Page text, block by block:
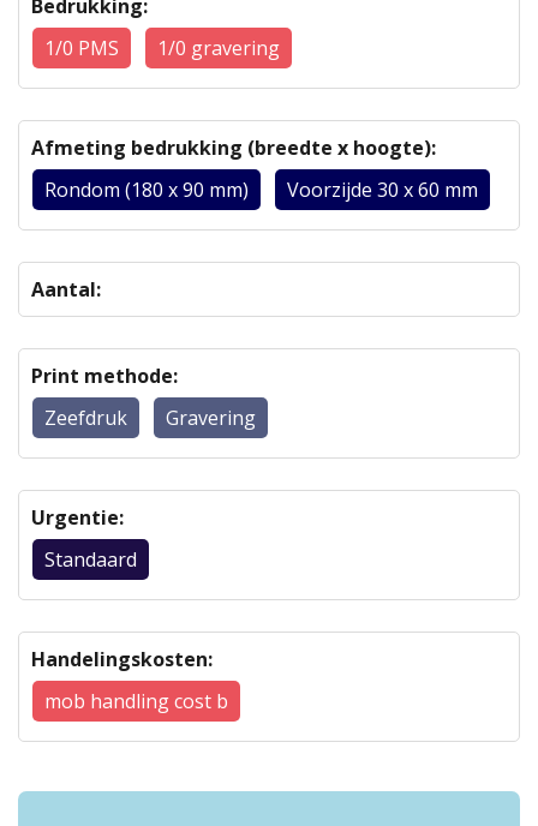
Bedrukking:
1/0 PMS
1/0 gravering
Afmeting bedrukking (breedte x hoogte):
Rondom (180 x 90 mm)
Voorzijde 30 x 60 mm
Aantal:
Print methode:
Zeefdruk
Gravering
Urgentie:
Standaard
Handelingskosten:
mob handling cost b